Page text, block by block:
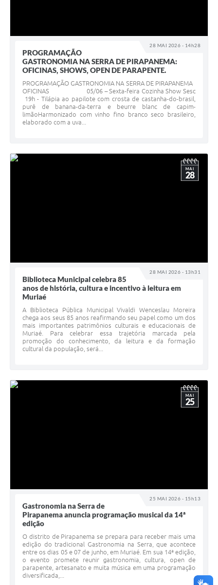
28 MAI 2026 - 14h28
PROGRAMAÇÃO
GASTRONOMIA NA SERRA DE PIRAPANEMA:
OFICINAS, SHOWS, OPEN DE PARAPENTE.
PROGRAMAÇÃO GASTRONOMIA NA SERRA DE PIRAPANEMA
OFICINAS 05/06 – Sexta-feira Cozinha Show Sesc
19h - Tilápia ao papilote com crosta de castanha-do-brasil,
purê de banana-da-terra e beurre blanc de capim-
limãoHarmonizado com vinho fino branco seco brasileiro,
elaborado com a uva...
28 MAI 2026 - 13h31
MAI
28
Biblioteca Municipal celebra 85
anos de história, cultura e incentivo à leitura em
Muriaé
A Biblioteca Pública Municipal Vivaldi Wenceslau Moreira
chega aos seus 85 anos reafirmando seu papel como um dos
mais importantes patrimônios culturais e educacionais de
Muriaé. Para celebrar essa trajetória marcada pela
promoção do conhecimento, da leitura e da formação
cultural da população, será...
25 MAI 2026 - 15h13
MAI
25
Gastronomia na Serra de
Pirapanema anuncia programação musical da 14ª
edição
O distrito de Pirapanema se prepara para receber mais uma
edição do tradicional Gastronomia na Serra, que acontece
entre os dias 05 e 07 de junho, em Muriaé. Em sua 14ª edição,
o evento promete reunir gastronomia, cultura, open de
parapente, artesanato e muita música em uma programação
diversificada,...